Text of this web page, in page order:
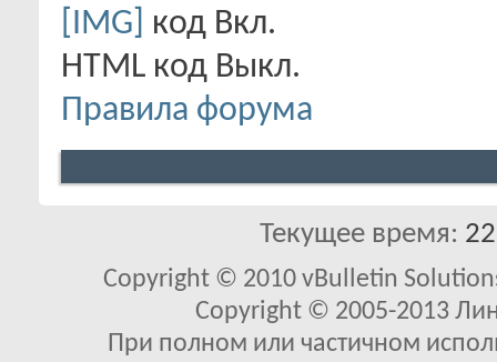
[IMG]
код Вкл.
HTML код Выкл.
Правила форума
Текущее время:
Copyright © 2010 vBulletin
Copyright © 2005-2013
При полном или частичном